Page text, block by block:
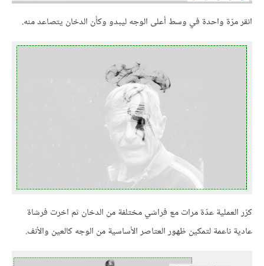
انقر مرّة واحدة في وسط أعلى الوجه ليبدو وكأن الدخان يتصاعد منه.
كرّر العملية عدّة مرات مع فراشي مختلفة من الدخان ثم اخرت فرشاة
عادية ناعمة لتمكين ظهور العتاصر الأساسية من الوجه كالعين والأنف.